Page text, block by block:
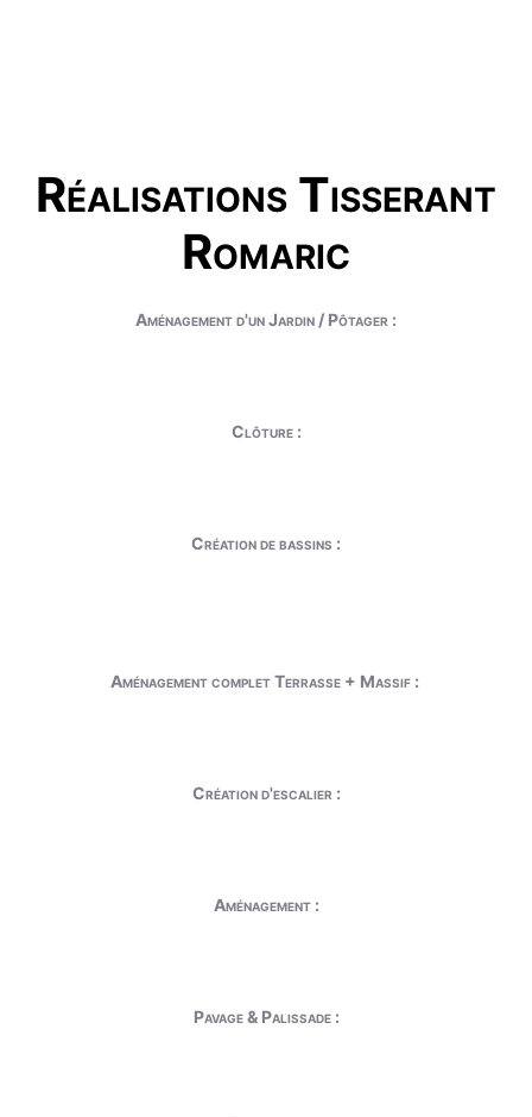
Réalisations Tisserant
Romaric
Aménagement d'un Jardin / Pôtager :
Clôture :
Création de bassins :
Aménagement complet Terrasse + Massif :
Création d'escalier :
Aménagement :
Pavage & Palissade :